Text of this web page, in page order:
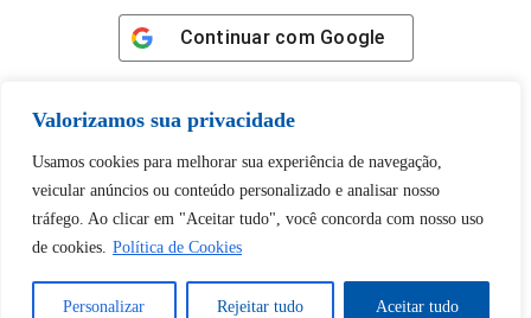
Valorizamos sua privacidade
Usamos cookies para melhorar sua experiência de navegação,
veicular anúncios ou conteúdo personalizado e analisar nosso
tráfego. Ao clicar em "Aceitar tudo", você concorda com nosso uso
de cookies. Política de Cookies
Personalizar Rejeitar tudo Aceitar tudo
Continuar com Google
Tem certeza de que deseja
desbloquear esta publicação?
Desbloquear esquerda : 0